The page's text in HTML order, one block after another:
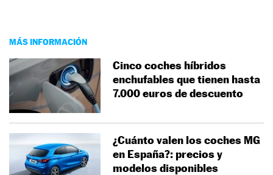
MÁS INFORMACIÓN
Cinco coches híbridos
enchufables que tienen hasta
7.000 euros de descuento
¿Cuánto valen los coches MG
en España?: precios y
modelos disponibles